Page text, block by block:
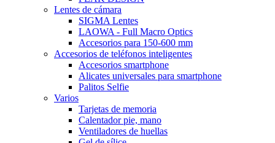
Lentes de cámara
SIGMA Lentes
LAOWA - Full Macro Optics
Accesorios para 150-600 mm
Accesorios de teléfonos inteligentes
Accesorios smartphone
Alicates universales para smartphone
Palitos Selfie
Varios
Tarjetas de memoria
Calentador pie, mano
Ventiladores de huellas